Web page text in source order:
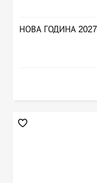
НОВА ГОДИНА 2027